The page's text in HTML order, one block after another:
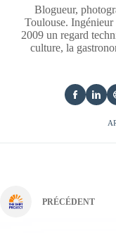
Blogueur,
Toulouse.
2009 un regard
culture, la
PRÉCÉDENT